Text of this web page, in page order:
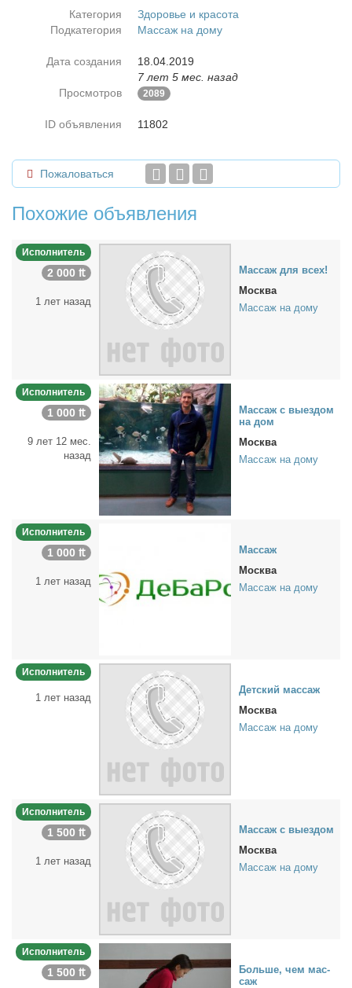
Категория
Здоровье и красота
Подкатегория
Массаж на дому
Дата создания
18.04.2019
7 лет 5 мес. назад
Просмотров
2089
ID объявления 11802
Пожаловаться
Похожие объявления
Исполнитель
2 000 ₶
1 лет назад
Мас­саж для всех!
Москва
Массаж на дому
Исполнитель
1 000 ₶
9 лет 12 мес.
назад
Мас­саж с вы­ез­дом
на дом
Москва
Массаж на дому
Исполнитель
1 000 ₶
1 лет назад
Мас­саж
Москва
Массаж на дому
Исполнитель
1 лет назад
Дет­ский мас­саж
Москва
Массаж на дому
Исполнитель
1 500 ₶
1 лет назад
Мас­саж с вы­ез­дом
Москва
Массаж на дому
Исполнитель
1 500 ₶
Боль­ше, чем мас­
саж